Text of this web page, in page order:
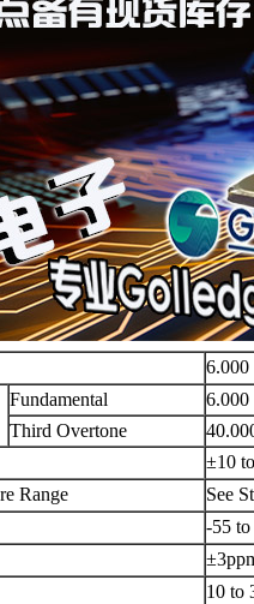
Fundamental
Third Overtone
±10
Range
See
-55 to
10 to